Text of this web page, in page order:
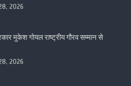
2026
मुकेश गोयल राष्ट्रीय गौरव सम्मान से
2026